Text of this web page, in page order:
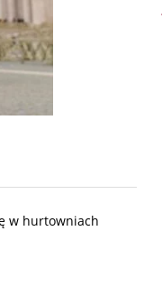
w hurtowniach